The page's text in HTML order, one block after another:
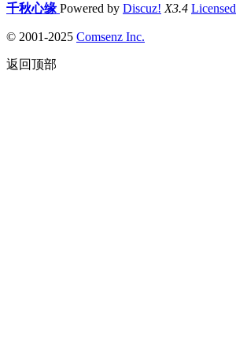
千秋心缘 Powered by Discuz! X3.4 Licensed
© 2001-2025 Comsenz Inc.
返回顶部